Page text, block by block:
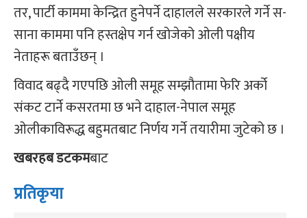
तर, पार्टी काममा केन्द्रित हुनेपर्ने दाहालले सरकारले गर्ने स-
साना काममा पनि हस्तक्षेप गर्न खोजेको ओली पक्षीय
नेताहरू बताउँछन् ।
विवाद बढ्दै गएपछि ओली समूह सम्झौतामा फेरि अर्को
संकट टार्ने कसरतमा छ भने दाहाल-नेपाल समूह
ओलीकाविरूद्ध बहुमतबाट निर्णय गर्ने तयारीमा जुटेको छ ।
खबरहब डटकमबाट
प्रतिकृया